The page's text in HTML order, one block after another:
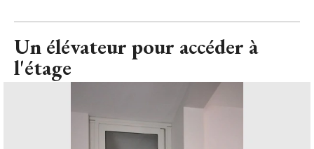
Un élévateur pour accéder à
l'étage